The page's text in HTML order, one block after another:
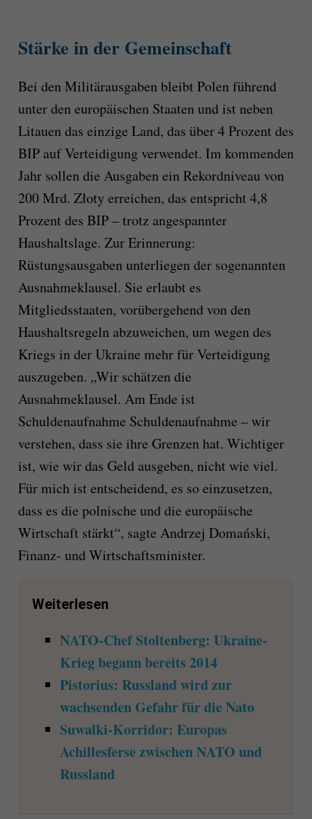
Stärke in der Gemeinschaft
Bei den Militärausgaben bleibt Polen führend
unter den europäischen Staaten und ist neben
Litauen das einzige Land, das über 4 Prozent des
BIP auf Verteidigung verwendet. Im kommenden
Jahr sollen die Ausgaben ein Rekordniveau von
200 Mrd. Złoty erreichen, das entspricht 4,8
Prozent des BIP – trotz angespannter
Haushaltslage. Zur Erinnerung:
Rüstungsausgaben unterliegen der sogenannten
Ausnahmeklausel. Sie erlaubt es
Mitgliedsstaaten, vorübergehend von den
Haushaltsregeln abzuweichen, um wegen des
Kriegs in der Ukraine mehr für Verteidigung
auszugeben. „Wir schätzen die
Ausnahmeklausel. Am Ende ist
Schuldenaufnahme Schuldenaufnahme – wir
verstehen, dass sie ihre Grenzen hat. Wichtiger
ist, wie wir das Geld ausgeben, nicht wie viel.
Für mich ist entscheidend, es so einzusetzen,
dass es die polnische und die europäische
Wirtschaft stärkt“, sagte Andrzej Domański,
Finanz- und Wirtschaftsminister.
Weiterlesen
NATO-Chef Stoltenberg: Ukraine-
Krieg begann bereits 2014
Pistorius: Russland wird zur
wachsenden Gefahr für die Nato
Suwalki-Korridor: Europas
Achillesferse zwischen NATO und
Russland